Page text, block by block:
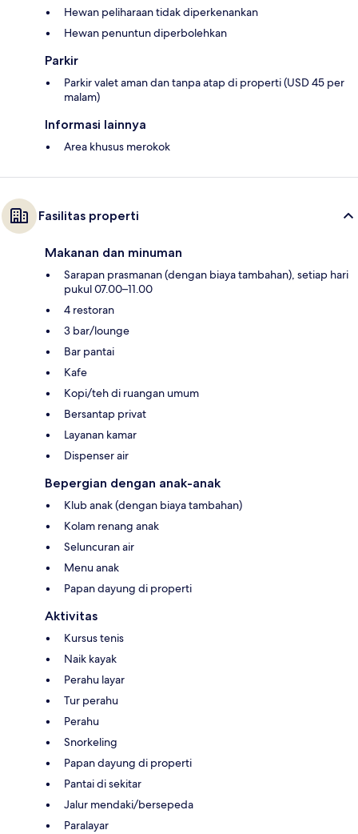
Hewan peliharaan tidak diperkenankan
Hewan penuntun diperbolehkan
Parkir
Parkir valet aman dan tanpa atap di properti (USD 45 per
malam)
Informasi lainnya
Area khusus merokok
Fasilitas properti
Makanan dan minuman
Sarapan prasmanan (dengan biaya tambahan), setiap hari
pukul 07.00–11.00
4 restoran
3 bar/lounge
Bar pantai
Kafe
Kopi/teh di ruangan umum
Bersantap privat
Layanan kamar
Dispenser air
Bepergian dengan anak-anak
Klub anak (dengan biaya tambahan)
Kolam renang anak
Seluncuran air
Menu anak
Papan dayung di properti
Aktivitas
Kursus tenis
Naik kayak
Perahu layar
Tur perahu
Perahu
Snorkeling
Papan dayung di properti
Pantai di sekitar
Jalur mendaki/bersepeda
Paralayar